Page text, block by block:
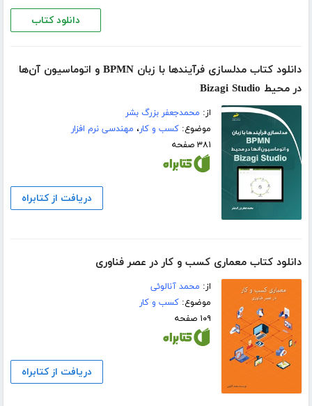
دانلود کتاب
دانلود کتاب مدلسازی فرآیندها با زبان BPMN و اتوماسیون آن‌ها
در محیط Bizagi Studio
از: محمدجعفر بزرگ بشر
موضوع:کسب و کار، مهندسی نرم افزار
۳۸۱ صفحه
دریافت از کتابراه
دانلود کتاب معماری کسب و کار در عصر فناوری
از: محمد آنالوئی
موضوع:کسب و کار
۱۰۹ صفحه
دریافت از کتابراه